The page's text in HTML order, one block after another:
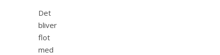
Det
bliver
flot
med